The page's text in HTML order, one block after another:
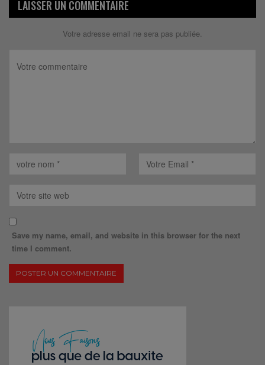
LAISSER UN COMMENTAIRE
Votre adresse email ne sera pas publiée.
Save my name, email, and website in this browser for the next
time I comment.